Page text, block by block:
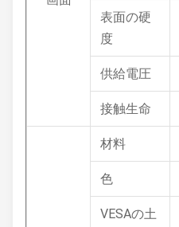
表面の硬
度
供給電圧
接触生命
材料
色
VESAの土